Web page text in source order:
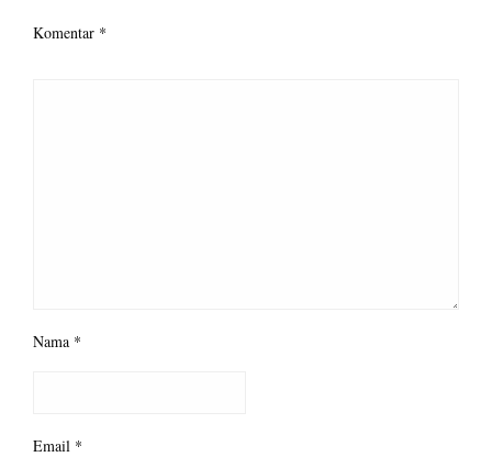
Komentar *
Nama *
Email *